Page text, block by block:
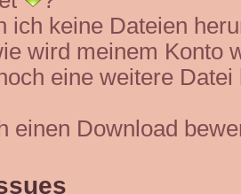
ich keine Dateien
wird meinem Konto
eine weitere
einen Download